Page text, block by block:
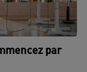
par